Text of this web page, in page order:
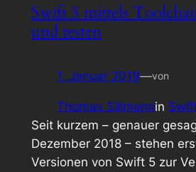
Swift 5 mittels
und testen
1. Januar 2019—von
Thomas Sillmannin
Seit kurzem – genauer
Dezember 2018 – stehen
Versionen von Swift 5 zur